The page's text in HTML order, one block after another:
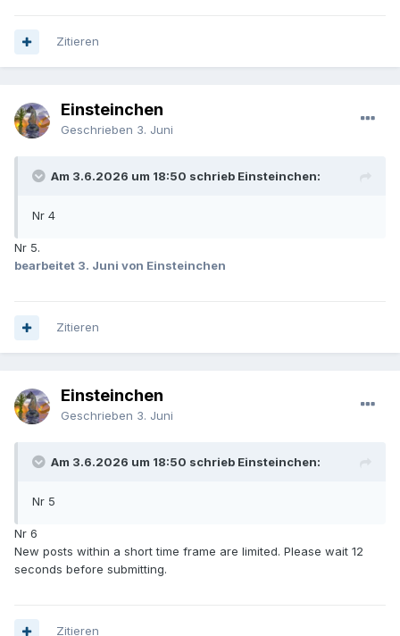
Zitieren
Einsteinchen
Geschrieben 3. Juni
Am 3.6.2026 um 18:50 schrieb Einsteinchen:
Nr 4
Nr 5.
bearbeitet 3. Juni von Einsteinchen
Zitieren
Einsteinchen
Geschrieben 3. Juni
Am 3.6.2026 um 18:50 schrieb Einsteinchen:
Nr 5
Nr 6
New posts within a short time frame are limited. Please wait 12
seconds before submitting.
Zitieren